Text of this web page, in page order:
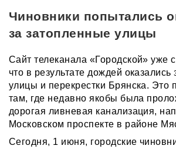
Чиновники попытались
за затопленные улицы
Сайт телеканала «Городской» уже
что в результате дождей оказались
улицы и перекрестки Брянска. Это
там, где недавно якобы была
дорогая ливневая канализация,
Московском проспекте в районе
Сегодня, 1 июня, городские